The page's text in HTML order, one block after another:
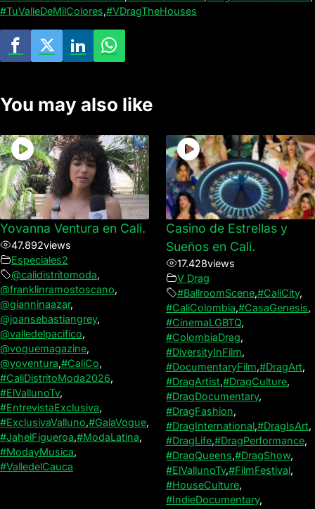
#TuValleDeMilColores,#VDragTheHouses
You may also like
Yovanna Ventura en Cali.
47.892views
Especiales2
@calidistritomoda,
@franklinramostoscano,
@gianninaazar,
@joansebastiangrey,
@valledelpacifico,
@voguemagazine,
@yoventura,#CaliCo,
#CaliDistritoModa2026,
#ElVallunoTv,
#EntrevistaExclusiva,
#ExclusivaValluno,#GalaVogue,
#JahelFigueroa,#ModaLatina,
#ModayMusica,
#ValledelCauca
Casino de Estrellas y
Sueños en Cali.
17.428views
V Drag
#BallroomScene,#CaliCity,
#CaliColombia,#CasaGenesis,
#CinemaLGBTQ,
#ColombiaDrag,
#DiversityInFilm,
#DocumentaryFilm,#DragArt,
#DragArtist,#DragCulture,
#DragDocumentary,
#DragFashion,
#DragInternational,#DragIsArt,
#DragLife,#DragPerformance,
#DragQueens,#DragShow,
#ElVallunoTv,#FilmFestival,
#HouseCulture,
#IndieDocumentary,